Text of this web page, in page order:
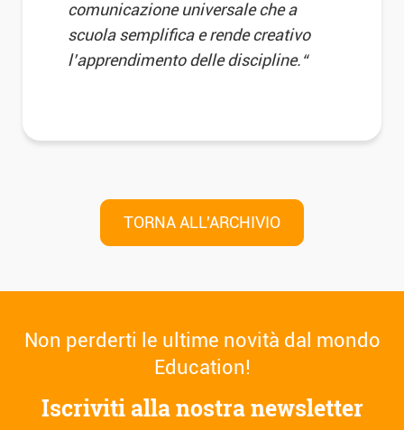
comunicazione universale che a
scuola semplifica e rende creativo
l’apprendimento delle discipline.“
TORNA ALL'ARCHIVIO
Navigazione
articoli
Non perderti le ultime novità dal mondo
Education!
Iscriviti alla nostra newsletter